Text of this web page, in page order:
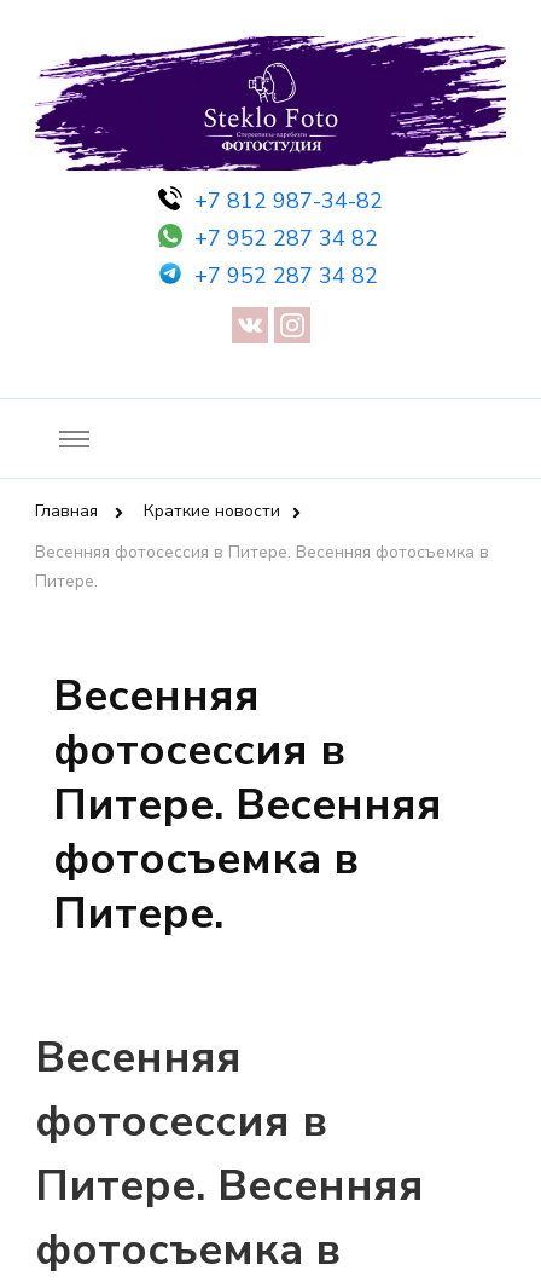
+7 812 987-34-82
+7 952 287 34 82
+7 952 287 34 82
Фотостудия SF
Фотосессия в студии СПб — Фотосессия в Санкт-Петербурге
— Предметная съемка — Невидимый манекен — Прозрачный
манекен — Сертификат на фотосессию
Главная
Краткие новости
Весенняя фотосессия в Питере. Весенняя фотосъемка в
Питере.
Весенняя
фотосессия в
Питере. Весенняя
фотосъемка в
Питере.
Весенняя
фотосессия в
Питере. Весенняя
фотосъемка в